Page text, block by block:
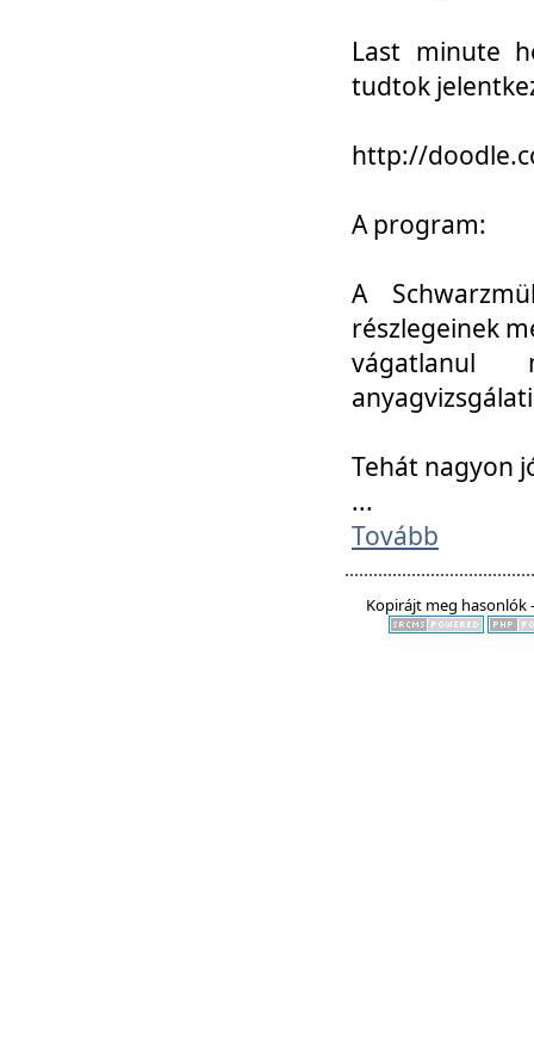
Last minute
tudtok
http://
A program:
A
részlegeinek
vágatlanul
Tehát nagyon
...
Tovább
Kopirájt meg hasonlók